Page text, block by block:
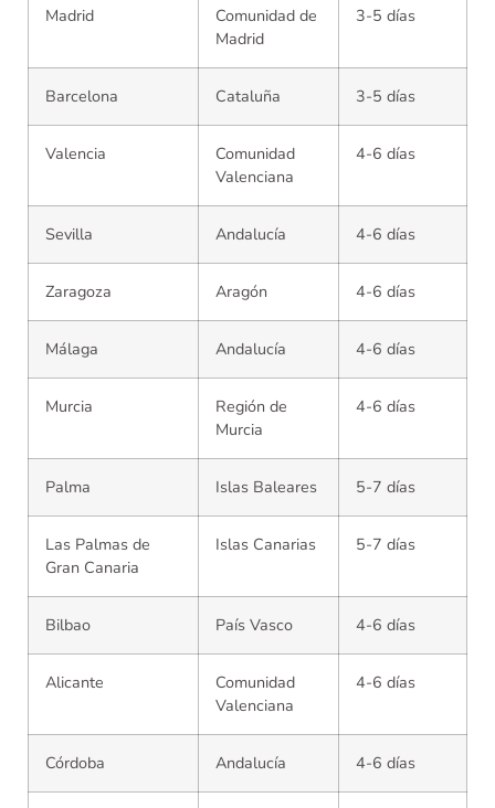
Madrid
Comunidad de
Madrid
3-5 días
Barcelona Cataluña 3-5 días
Valencia
Comunidad
Valenciana
4-6 días
Sevilla Andalucía 4-6 días
Zaragoza Aragón 4-6 días
Málaga Andalucía 4-6 días
Murcia
Región de
Murcia
4-6 días
Palma Islas Baleares 5-7 días
Las Palmas de
Gran Canaria
Islas Canarias 5-7 días
Bilbao País Vasco 4-6 días
Alicante
Comunidad
Valenciana
4-6 días
Córdoba Andalucía 4-6 días